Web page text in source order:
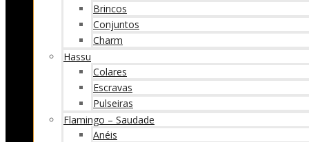
Brincos
Conjuntos
Charm
Hassu
Colares
Escravas
Pulseiras
Flamingo – Saudade
Anéis